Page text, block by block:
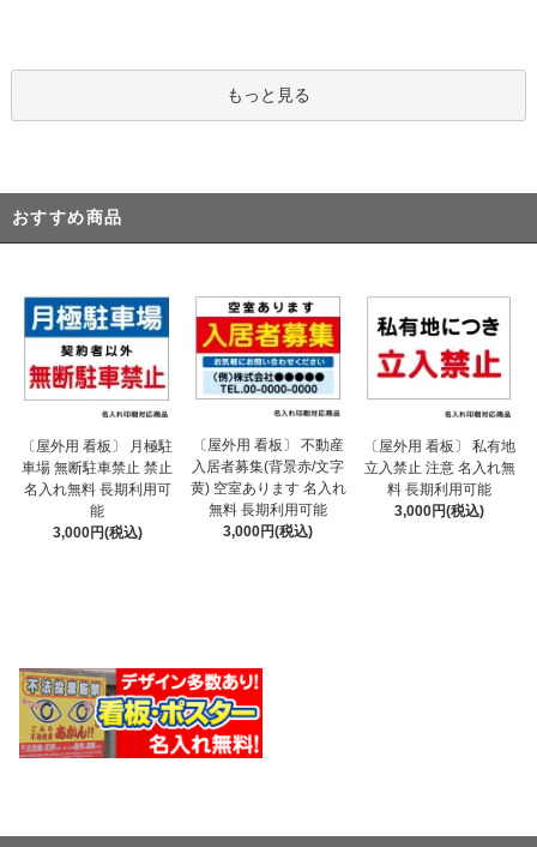
もっと見る
おすすめ商品
〔屋外用 看板〕 月極駐
車場 無断駐車禁止 禁止
名入れ無料 長期利用可
能
3,000円(税込)
〔屋外用 看板〕 不動産
入居者募集(背景赤/文字
黄) 空室あります 名入れ
無料 長期利用可能
3,000円(税込)
〔屋外用 看板〕 私有地
立入禁止 注意 名入れ無
料 長期利用可能
3,000円(税込)